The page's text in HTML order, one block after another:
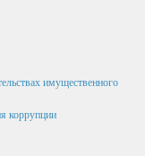
имущественного
коррупции